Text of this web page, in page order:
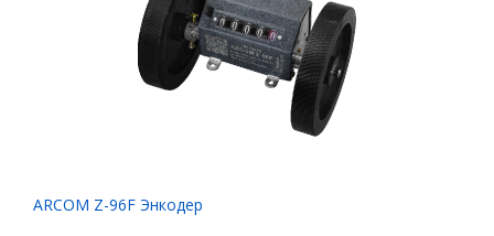
ARCOM Z-96F Энкодер